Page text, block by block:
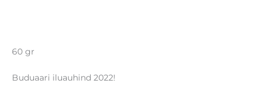
60 gr
Buduaari iluauhind 2022!